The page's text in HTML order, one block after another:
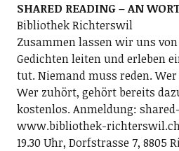
SHARED READING – AN
Bibliothek Richterswil
Zusammen lassen wir uns
Gedichten leiten und erleben
tut. Niemand muss reden.
Wer zuhört, gehört bereits
kostenlos. Anmeldung:
www.bibliothek-
19.30 Uhr, Dorfstrasse 7, 8805